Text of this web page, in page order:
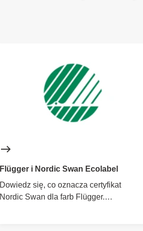
Flügger i Nordic Swan Ecolabel
Dowiedz się, co oznacza certyfikat
Nordic Swan dla farb Flügger.